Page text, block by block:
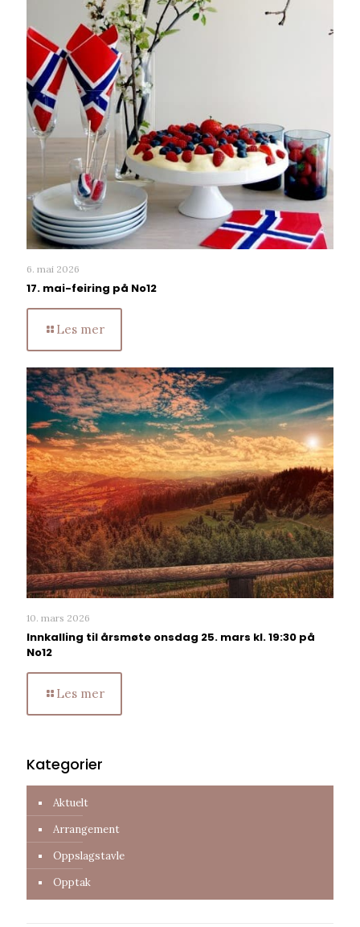
6. mai 2026
17. mai-feiring på No12
Les mer
10. mars 2026
Innkalling til årsmøte onsdag 25. mars kl. 19:30 på
No12
Les mer
Kategorier
Aktuelt
Arrangement
Oppslagstavle
Opptak